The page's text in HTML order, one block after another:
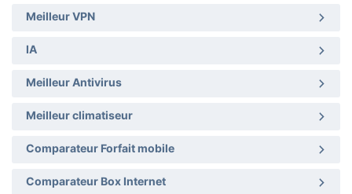
Meilleur VPN
IA
Meilleur Antivirus
Meilleur climatiseur
Comparateur Forfait mobile
Comparateur Box Internet